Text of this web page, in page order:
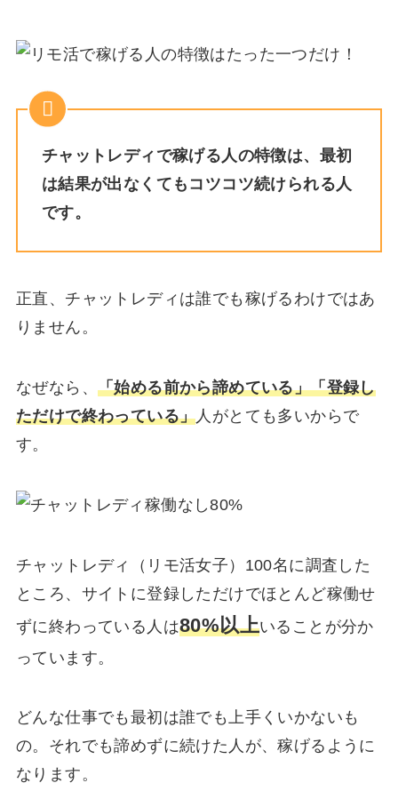
チャットレディで稼げる人の特徴は、最初
は結果が出なくてもコツコツ続けられる人
です。
正直、チャットレディは誰でも稼げるわけではあ
りません。
なぜなら、 「始める前から諦めている」「登録し
ただけで終わっている」 人がとても多いからで
す。
チャットレディ（リモ活女子）100名に調査した
ところ、サイトに登録しただけでほとんど稼働せ
ずに終わっている人は80%以上いることが分か
っています。
どんな仕事でも最初は誰でも上手くいかないも
の。それでも諦めずに続けた人が、稼げるように
なります。